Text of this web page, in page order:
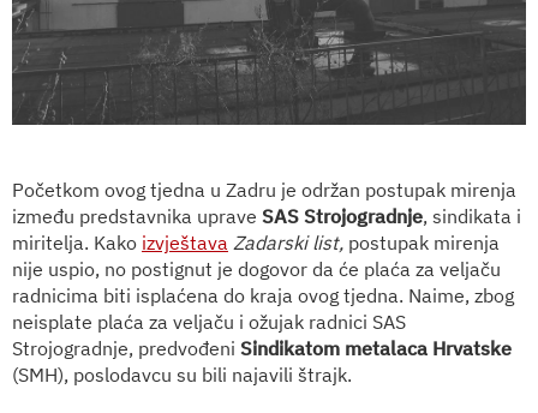
Početkom ovog tjedna u Zadru je održan postupak mirenja
između predstavnika uprave SAS Strojogradnje, sindikata i
miritelja. Kako izvještava Zadarski list, postupak mirenja
nije uspio, no postignut je dogovor da će plaća za veljaču
radnicima biti isplaćena do kraja ovog tjedna. Naime, zbog
neisplate plaća za veljaču i ožujak radnici SAS
Strojogradnje, predvođeni Sindikatom metalaca Hrvatske
(SMH), poslodavcu su bili najavili štrajk.